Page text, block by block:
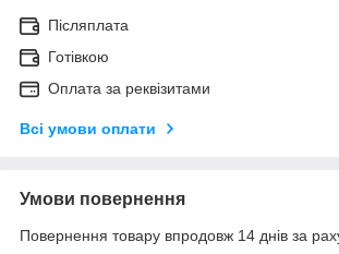
Післяплата
Готівкою
Оплата за реквізитами
Всі умови оплати
Умови повернення
Повернення товару впродовж 14 днів за